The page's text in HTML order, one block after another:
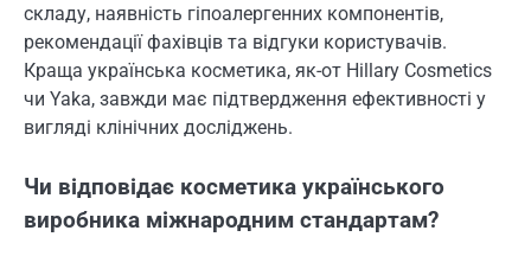
складу, наявність гіпоалергенних компонентів,
рекомендації фахівців та відгуки користувачів.
Краща українська косметика, як-от Hillary Cosmetics
чи Yaka, завжди має підтвердження ефективності у
вигляді клінічних досліджень.
Чи відповідає косметика українського
виробника міжнародним стандартам?